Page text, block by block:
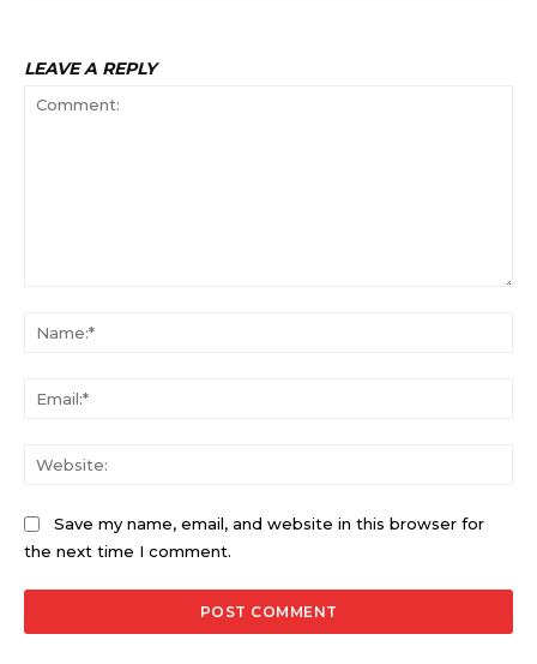
LEAVE A REPLY
Save my name, email, and website in this browser for
the next time I comment.